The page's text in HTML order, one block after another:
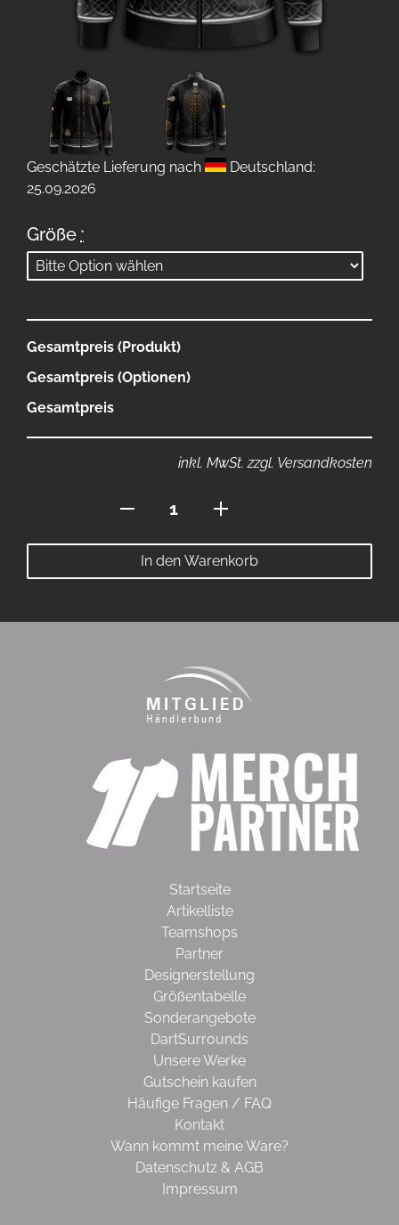
Geschätzte Lieferung nach
Deutschland:
25.09.2026
Größe *
Gesamtpreis (Produkt)
Gesamtpreis (Optionen)
Gesamtpreis
inkl. MwSt. zzgl. Versandkosten
Seitentaschen
Menge
In den Warenkorb
Startseite
Artikelliste
Teamshops
Partner
Designerstellung
Größentabelle
Sonderangebote
DartSurrounds
Unsere Werke
Gutschein kaufen
Häufige Fragen / FAQ
Kontakt
Wann kommt meine Ware?
Datenschutz & AGB
Impressum